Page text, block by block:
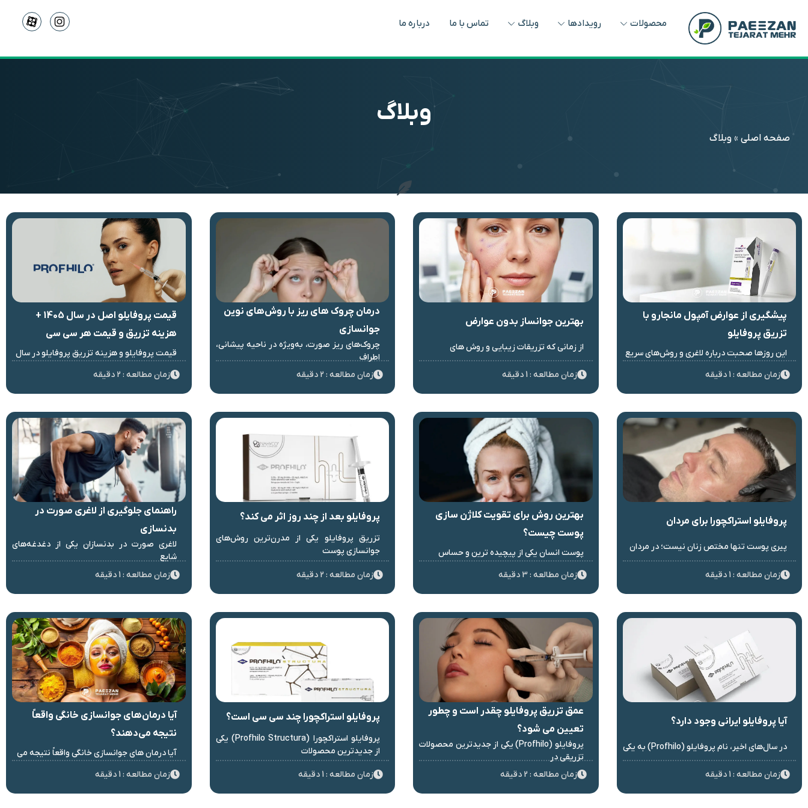
محصولات رویدادها وبلاگ تماس با ما درباره ما
وبلاگ
صفحه اصلی » وبلاگ
پیشگیری از عوارض آمپول مانجارو با
تزریق پروفایلو
این روزها صحبت درباره لاغری و روش‌های سریع
زمان مطالعه : 1 دقیقه
بهترین جوانساز بدون عوارض
از زمانی که تزریقات زیبایی و روش های
زمان مطالعه : 1 دقیقه
درمان چروک های ریز با روش‌های نوین
جوانسازی
چروک‌های ریز صورت، به‌ویژه در ناحیه پیشانی،
اطراف
زمان مطالعه : 2 دقیقه
قیمت پروفایلو اصل در سال 1405 +
هزینه تزریق و قیمت هر سی سی
قیمت پروفایلو و هزینه تزریق پروفایلو در سال
زمان مطالعه : 2 دقیقه
پروفایلو استراکچورا برای مردان
پیری پوست تنها مختص زنان نیست؛ در مردان
زمان مطالعه : 1 دقیقه
بهترین روش برای تقویت کلاژن سازی
پوست چیست؟
پوست انسان یکی از پیچیده ترین و حساس
زمان مطالعه : 3 دقیقه
پروفایلو بعد از چند روز اثر می کند؟
تزریق پروفایلو یکی از مدرن‌ترین روش‌های
جوانسازی پوست
زمان مطالعه : 2 دقیقه
راهنمای جلوگیری از لاغری صورت در
بدنسازی
لاغری صورت در بدنسازان یکی از دغدغه‌های
شایع
زمان مطالعه : 1 دقیقه
آیا پروفایلو ایرانی وجود دارد؟
در سال‌های اخیر، نام پروفایلو (Profhilo) به یکی
زمان مطالعه : 1 دقیقه
عمق تزریق پروفایلو چقدر است و چطور
تعیین می شود؟
پروفایلو (Profhilo) یکی از جدیدترین محصولات
تزریقی در
زمان مطالعه : 2 دقیقه
پروفایلو استراکچورا چند سی سی است؟
پروفایلو استراکچورا (Profhilo Structura) یکی
از جدیدترین محصولات
زمان مطالعه : 1 دقیقه
آیا درمان‌های جوانسازی خانگی واقعاً
نتیجه می‌دهند؟
آیا درمان های جوانسازی خانگی واقعاً نتیجه می
زمان مطالعه : 1 دقیقه